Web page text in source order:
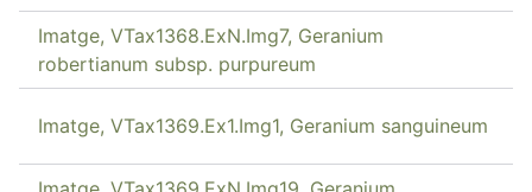
Imatge, VTax1368.ExN.Img7, Geranium
robertianum subsp. purpureum
Imatge, VTax1369.Ex1.Img1, Geranium sanguineum